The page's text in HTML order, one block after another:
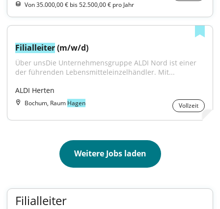
Von 35.000,00 € bis 52.500,00 € pro Jahr
Filialleiter (m/w/d)
Über unsDie Unternehmensgruppe ALDI Nord ist einer
der führenden Lebensmitteleinzelhändler. Mit...
ALDI Herten
Bochum, Raum Hagen Vollzeit
Weitere Jobs laden
Filialleiter